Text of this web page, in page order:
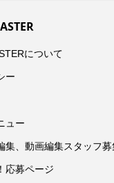
について
ー
ュー
、動画編集スタッフ募
応募ページ